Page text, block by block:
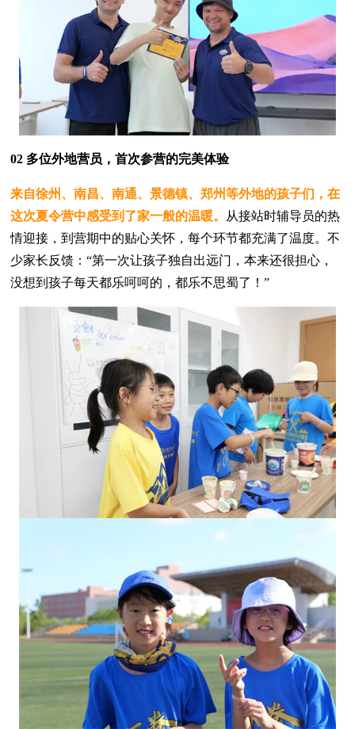
02 多位外地营员，首次参营的完美体验
来自徐州、南昌、南通、景德镇、郑州等外地的孩子们，在
这次夏令营中感受到了家一般的温暖。 从接站时辅导员的热
情迎接，到营期中的贴心关怀，每个环节都充满了温度。不
少家长反馈：“第一次让孩子独自出远门，本来还很担心，
没想到孩子每天都乐呵呵的，都乐不思蜀了！”